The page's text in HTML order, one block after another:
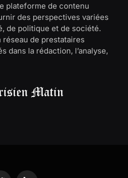
plateforme de contenu
des perspectives variées
de politique et de société.
de prestataires
dans la rédaction, l’analyse,